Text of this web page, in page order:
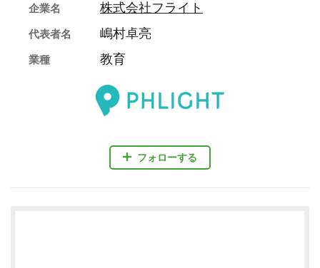
フォローする
企業名 株式会社フライト
代表者名 嶋村卓亮
業種 教育